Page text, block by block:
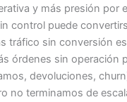
y más presión por
control puede
tráfico sin conversión
órdenes sin operación
devoluciones,
no terminamos de